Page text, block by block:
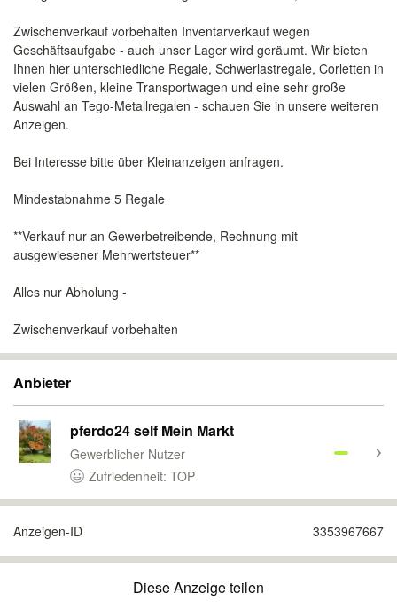
Zwischenverkauf vorbehalten Inventarverkauf wegen
Geschäftsaufgabe - auch unser Lager wird geräumt. Wir bieten
Ihnen hier unterschiedliche Regale, Schwerlastregale, Corletten in
vielen Größen, kleine Transportwagen und eine sehr große
Auswahl an Tego-Metallregalen - schauen Sie in unsere weiteren
Anzeigen.
Bei Interesse bitte über Kleinanzeigen anfragen.
Mindestabnahme 5 Regale
**Verkauf nur an Gewerbetreibende, Rechnung mit
ausgewiesener Mehrwertsteuer**
Alles nur Abholung -
Zwischenverkauf vorbehalten
Anbieter
pferdo24 self Mein Markt
Gewerblicher Nutzer
Zufriedenheit: TOP
Anzeigen-ID 3353967667
Diese Anzeige teilen